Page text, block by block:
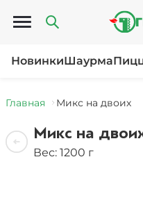
Открыть меню
НовинкиШаурма
Главная Микс на двоих
Микс на
Вес: 1200 г